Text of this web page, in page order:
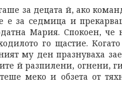
за децата й, ако
е за седмица и
Мария. Спокоен,
го щастие.
му ден празнуваха
й разпилени, огнени,
меко и обзета от